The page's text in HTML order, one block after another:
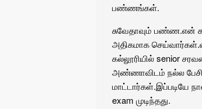
பண்ணங்கள்.
சுவேதாவும் பண்ண.என்
அதிகமாக
கல்லூரியில் senior
அண்ணாவிடம் நல்ல
மாட்டார்கள்.இப்படியே
exam முடிந்தது.